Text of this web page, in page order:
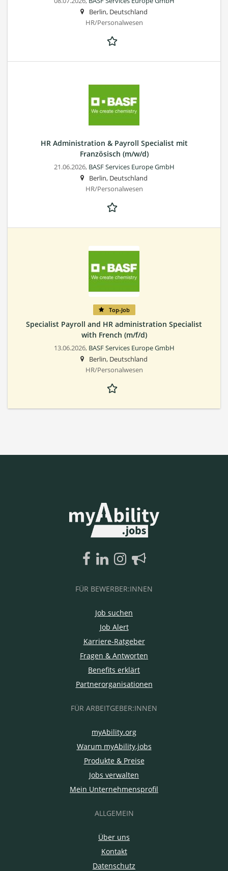
Berlin, Deutschland
HR/Personalwesen
HR Administration & Payroll Specialist mit
Französisch (m/w/d)
21.06.2026, BASF Services Europe GmbH
Berlin, Deutschland
HR/Personalwesen
Top-Job
Specialist Payroll and HR administration Specialist
with French (m/f/d)
13.06.2026, BASF Services Europe GmbH
Berlin, Deutschland
HR/Personalwesen
FÜR BEWERBER:INNEN
Job suchen
Job Alert
Karriere-Ratgeber
Fragen & Antworten
Benefits erklärt
Partnerorganisationen
FÜR ARBEITGEBER:INNEN
myAbility.org
Warum myAbility.jobs
Produkte & Preise
Jobs verwalten
Mein Unternehmensprofil
ALLGEMEIN
Über uns
Kontakt
Datenschutz